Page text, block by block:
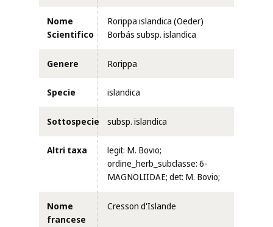
Nome
Scientifico
Rorippa islandica (Oeder)
Borbás subsp. islandica
Genere Rorippa
Specie islandica
Sottospecie subsp. islandica
Altri taxa
legit: M. Bovio;
ordine_herb_subclasse: 6-
MAGNOLIIDAE; det: M. Bovio;
Nome
francese
Cresson d'Islande